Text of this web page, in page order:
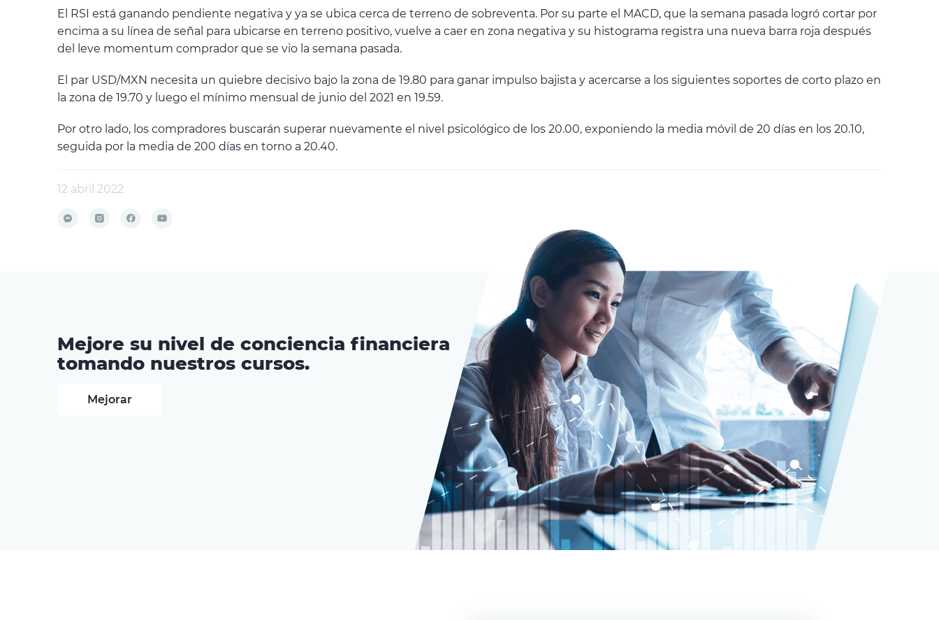
El RSI está ganando pendiente negativa y ya se ubica cerca de terreno de sobreventa. Por su parte el MACD, que la semana pasada logró cortar por
encima a su línea de señal para ubicarse en terreno positivo, vuelve a caer en zona negativa y su histograma registra una nueva barra roja después
del leve momentum comprador que se vio la semana pasada.
El par USD/MXN necesita un quiebre decisivo bajo la zona de 19.80 para ganar impulso bajista y acercarse a los siguientes soportes de corto plazo en
la zona de 19.70 y luego el mínimo mensual de junio del 2021 en 19.59.
Por otro lado, los compradores buscarán superar nuevamente el nivel psicológico de los 20.00, exponiendo la media móvil de 20 días en los 20.10,
seguida por la media de 200 días en torno a 20.40.
12 abril 2022
Mejore su nivel de conciencia financiera
tomando nuestros cursos.
Mejorar